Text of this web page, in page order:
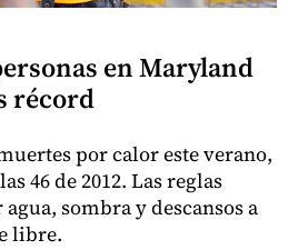
en Maryland
récord
por calor este verano,
46 de 2012. Las reglas
sombra y descansos a
libre.